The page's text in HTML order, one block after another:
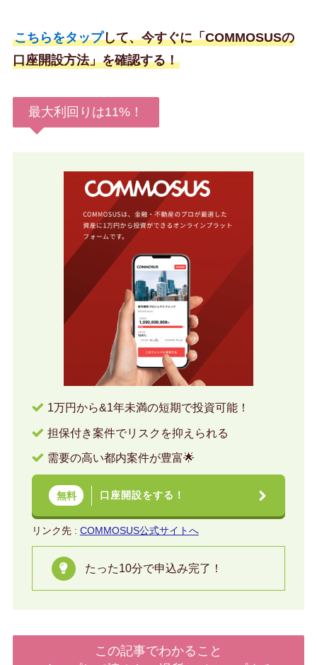
こちらをタップして、今すぐに「COMMOSUSの
口座開設方法」を確認する！
最大利回りは11%！
1万円から&1年未満の短期で投資可能！
担保付き案件でリスクを抑えられる
需要の高い都内案件が豊富🌟
無料 口座開設をする！
リンク先 : COMMOSUS公式サイトへ
たった10分で申込み完了！
この記事でわかること